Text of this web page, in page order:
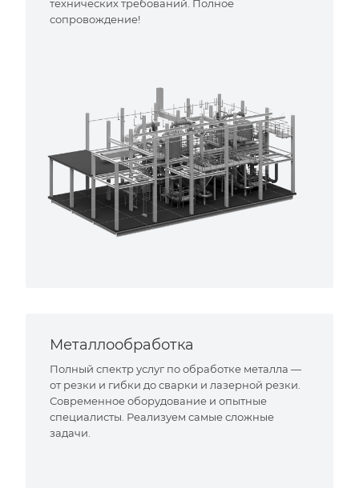
технических требований. Полное
сопровождение!
Металлообработка
Полный спектр услуг по обработке металла —
от резки и гибки до сварки и лазерной резки.
Современное оборудование и опытные
специалисты. Реализуем самые сложные
задачи.